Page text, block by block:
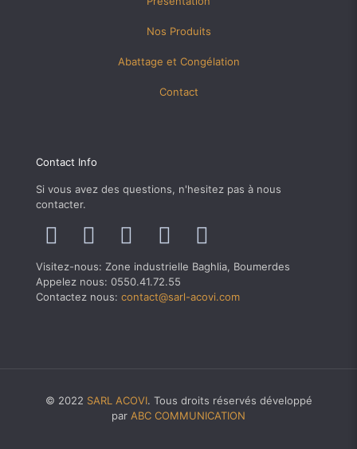
Nos Produits
Abattage et Congélation
Contact
Contact Info
Si vous avez des questions, n'hesitez pas à nous
contacter.
Visitez-nous: Zone industrielle Baghlia, Boumerdes
Appelez nous: 0550.41.72.55
Contactez nous: contact@sarl-acovi.com
© 2022 SARL ACOVI. Tous droits réservés développé
par ABC COMMUNICATION